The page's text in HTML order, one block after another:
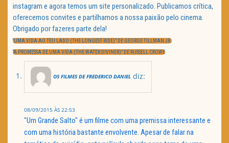
instagram e agora temos um site personalizado. Publicamos crítica,
oferecemos convites e partilhamos a nossa paixão pelo cinema.
Obrigado por fazeres parte dela!
Navegação
de
artigos
PREVIOUS
POST:
“UMA VIDA AO TEU LADO (THE LONGEST RIDE)” DE GEORGE TILLMAN JR.
NEXT
POST:
“A PROMESSA DE UMA VIDA (THE WATER DIVINER)” DE RUSSELL CROWE
OS FILMES DE FREDERICO DANIEL diz:
08/09/2015 ÀS 22:53
"Um Grande Salto" é um filme com uma premissa interessante e
com uma história bastante envolvente. Apesar de falar na